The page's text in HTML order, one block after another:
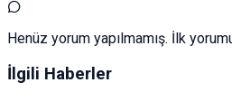
Henüz yorum yapılmamış. İlk
İlgili Haberler